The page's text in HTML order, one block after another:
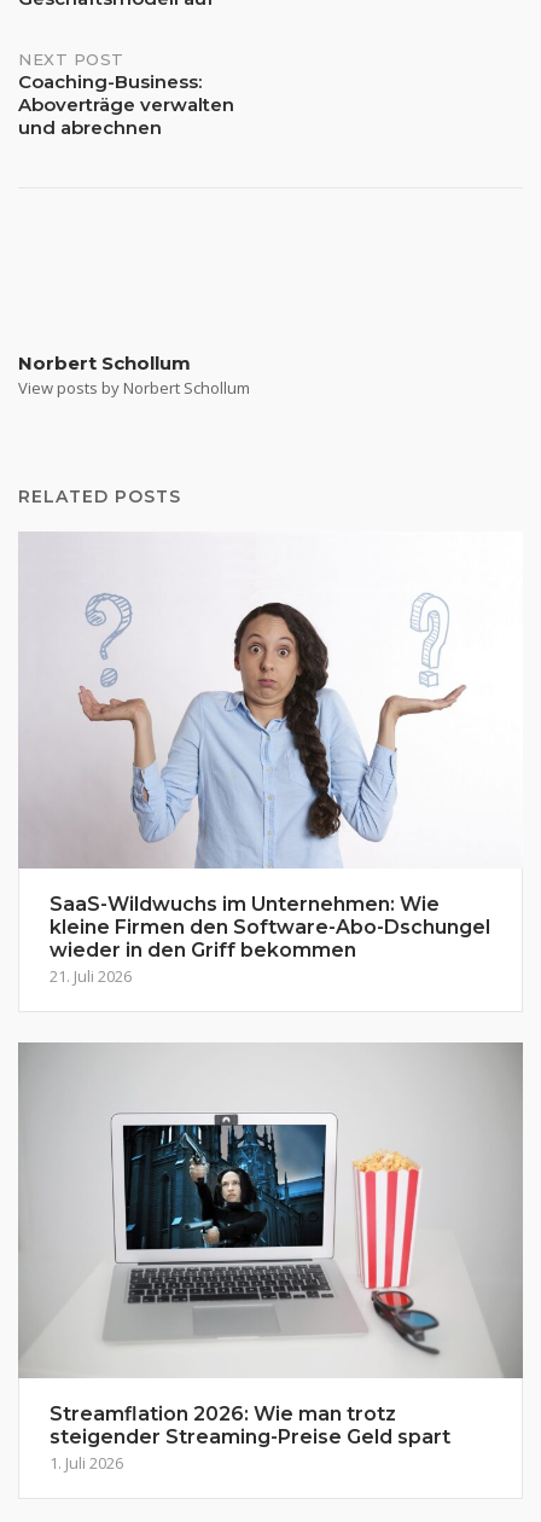
NEXT POST
Coaching-Business:
Aboverträge verwalten
und abrechnen
Norbert Schollum
View posts by Norbert Schollum
RELATED POSTS
SaaS-Wildwuchs im Unternehmen: Wie
kleine Firmen den Software-Abo-Dschungel
wieder in den Griff bekommen
21. Juli 2026
Streamflation 2026: Wie man trotz
steigender Streaming-Preise Geld spart
1. Juli 2026